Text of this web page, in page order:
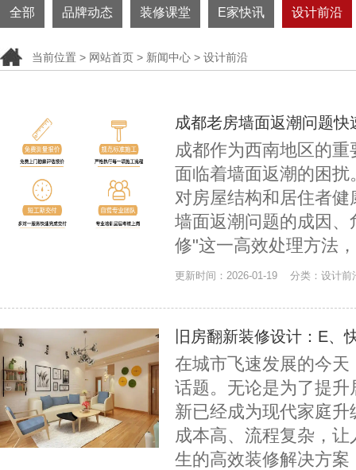
全部 品牌动态 装修课堂 E家快讯 设计前沿
当前位置 > 网站首页 > 新闻中心 > 设计前沿
成都老房墙面返潮问题
成都作为西南地区的
面临着墙面返潮的困
对房屋结构和居住者
墙面返潮问题的成因
修"这一高效处理方法
更新时间：2026-01-19 分类：设计
旧房翻新装修设计：E、
在城市飞速发展的今天
话题。无论是为了提
新已经成为现代家庭
成本高、流程复杂，
生的高效装修解决方案